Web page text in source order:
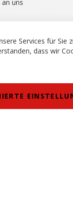
an uns
Irrtümer und
Services für Sie
dass wir